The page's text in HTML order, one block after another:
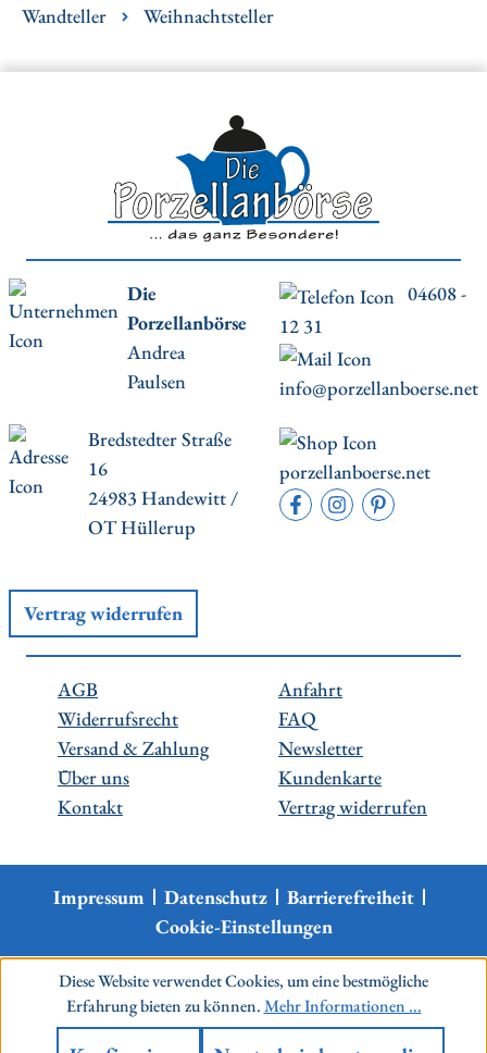
Wandteller
Weihnachtsteller
Die
Porzellanbörse
Andrea
Paulsen
04608 -
12 31
info@porzellanboerse.net
Bredstedter Straße
16
24983 Handewitt /
OT Hüllerup
porzellanboerse.net
Vertrag widerrufen
AGB
Widerrufsrecht
Versand & Zahlung
Über uns
Kontakt
Anfahrt
FAQ
Newsletter
Kundenkarte
Vertrag widerrufen
Impressum Datenschutz
Barrierefreiheit
Cookie-Einstellungen
Diese Website verwendet Cookies, um eine bestmögliche
Erfahrung bieten zu können.Mehr Informationen ...